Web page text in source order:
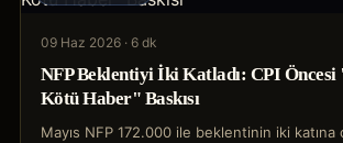
09 Haz 2026 · 6 dk
NFP Beklentiyi İki Katladı: CPI
Kötü Haber" Baskısı
Mayıs NFP 172.000 ile beklentinin iki katına